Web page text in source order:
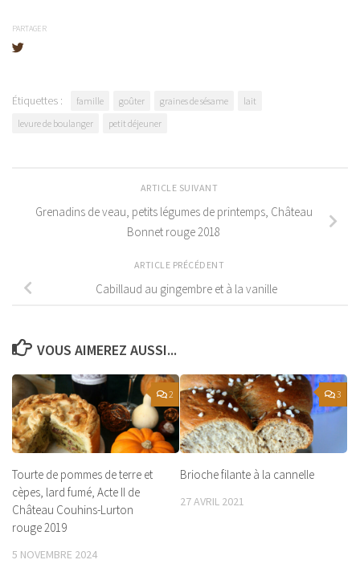
PARTAGER
Étiquettes : famille goûter graines de sésame
lait
levure de boulanger
petit déjeuner
ARTICLE SUIVANT
Grenadins de veau, petits légumes de printemps, Château
Bonnet rouge 2018
ARTICLE PRÉCÉDENT
Cabillaud au gingembre et à la vanille
VOUS AIMEREZ AUSSI...
2
Tourte de pommes de terre et
cèpes, lard fumé, Acte II de
Château Couhins-Lurton
rouge 2019
5 NOVEMBRE 2024
3
Brioche filante à la cannelle
27 AVRIL 2021